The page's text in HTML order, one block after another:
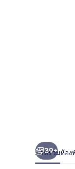
39+
ภาพรวมห้อง